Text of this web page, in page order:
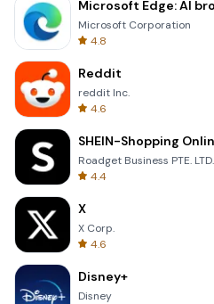
Microsoft Edge: AI
Microsoft Corporation
4.8
Reddit
reddit Inc.
4.6
SHEIN-Shopping
Roadget Business PTE. LTD.
4.4
X
X Corp.
4.6
Disney+
Disney